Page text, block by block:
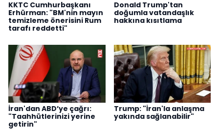
KKTC Cumhurbaşkanı
Erhürman: "BM'nin mayın
temizleme önerisini Rum
tarafı reddetti"
Donald Trump'tan
doğumla vatandaşlık
hakkına kısıtlama
İran'dan ABD’ye çağrı:
"Taahhütlerinizi yerine
getirin"
Trump: "İran'la anlaşma
yakında sağlanabilir"